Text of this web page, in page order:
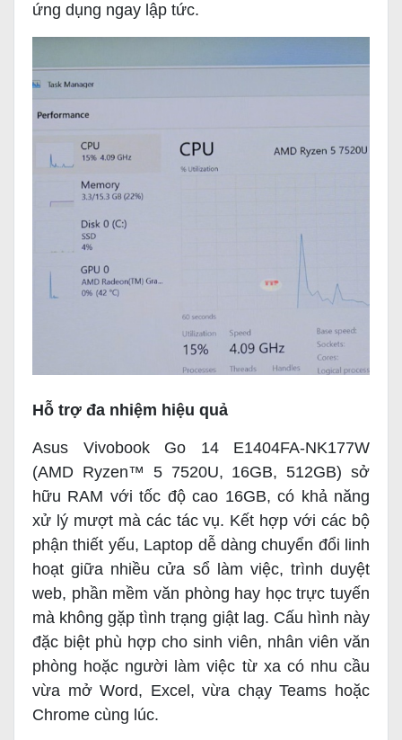
ứng dụng ngay lập tức.
Hỗ trợ đa nhiệm hiệu quả
Asus Vivobook Go 14 E1404FA-NK177W
(AMD Ryzen™ 5 7520U, 16GB, 512GB) sở
hữu RAM với tốc độ cao 16GB, có khả năng
xử lý mượt mà các tác vụ. Kết hợp với các bộ
phận thiết yếu, Laptop dễ dàng chuyển đổi linh
hoạt giữa nhiều cửa sổ làm việc, trình duyệt
web, phần mềm văn phòng hay học trực tuyến
mà không gặp tình trạng giật lag. Cấu hình này
đặc biệt phù hợp cho sinh viên, nhân viên văn
phòng hoặc người làm việc từ xa có nhu cầu
vừa mở Word, Excel, vừa chạy Teams hoặc
Chrome cùng lúc.